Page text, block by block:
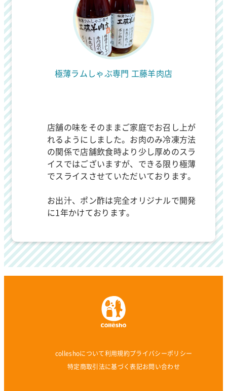
極薄ラムしゃぶ専門 工藤羊肉店
店舗の味をそのままご家庭でお召し上が
れるようにしました。お肉のみ冷凍方法
の関係で店舗飲食時より少し厚めのスラ
イスではございますが、できる限り極薄
でスライスさせていただいております。
お出汁、ポン酢は完全オリジナルで開発
に1年かけております。
colleshoについて利用規約プライバシーポリシー
特定商取引法に基づく表記お問い合わせ